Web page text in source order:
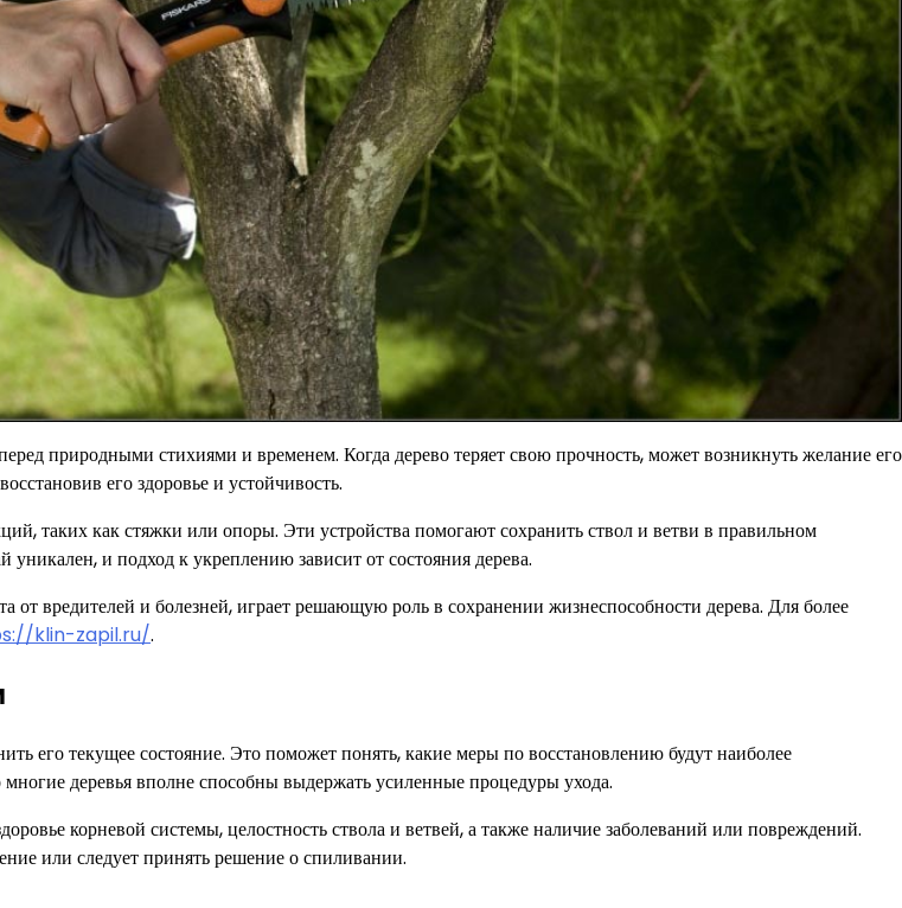
природными стихиями и временем. Когда дерево теряет свою прочность, может возникнуть желание его
его здоровье и устойчивость.
таких как стяжки или опоры. Эти устройства помогают сохранить ствол и ветви в правильном
и подход к укреплению зависит от состояния дерева.
вредителей и болезней, играет решающую роль в сохранении жизнеспособности дерева. Для более
klin-zapil.ru/.
его текущее состояние. Это поможет понять, какие меры по восстановлению будут наиболее
деревья вполне способны выдержать усиленные процедуры ухода.
корневой системы, целостность ствола и ветвей, а также наличие заболеваний или повреждений.
или следует принять решение о спиливании.